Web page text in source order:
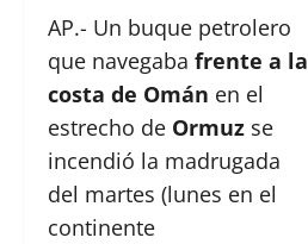
AP.- Un buque petrolero
que navegaba frente a la
costa de Omán en el
estrecho de Ormuz se
incendió la madrugada
del martes (lunes en el
continente